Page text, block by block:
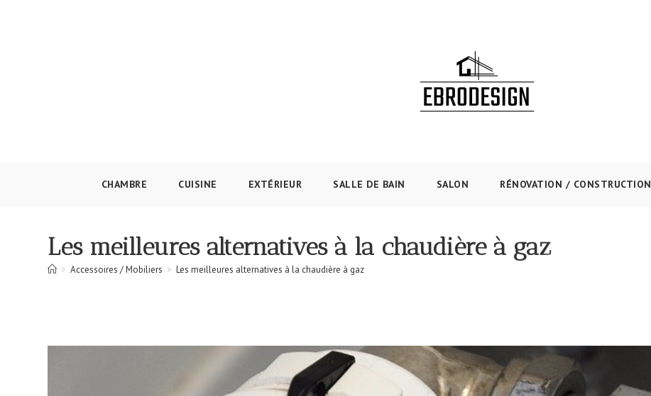
CHAMBRE CUISINE EXTÉRIEUR SALLE DE BAIN SALON RÉNOVATION / CONSTRUCTION
Les meilleures alternatives à la chaudière à gaz
> Accessoires / Mobiliers > Les meilleures alternatives à la chaudière à gaz